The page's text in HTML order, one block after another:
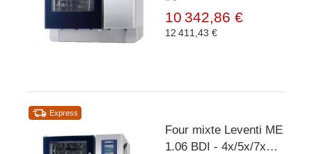
899x831x1087(h)mm
10 342,86 €
12 411,43 €
Express
Four mixte Leventi ME
1.06 BDI - 4x/5x/7x